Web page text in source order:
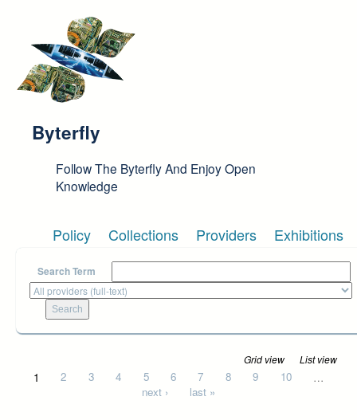
Byterfly
Follow The Byterfly And Enjoy Open
Knowledge
Policy Collections Providers Exhibitions
Search Term
Grid view List view
Pages
1 2 3 4 5 6 7 8 9 10
…
next ›
last »